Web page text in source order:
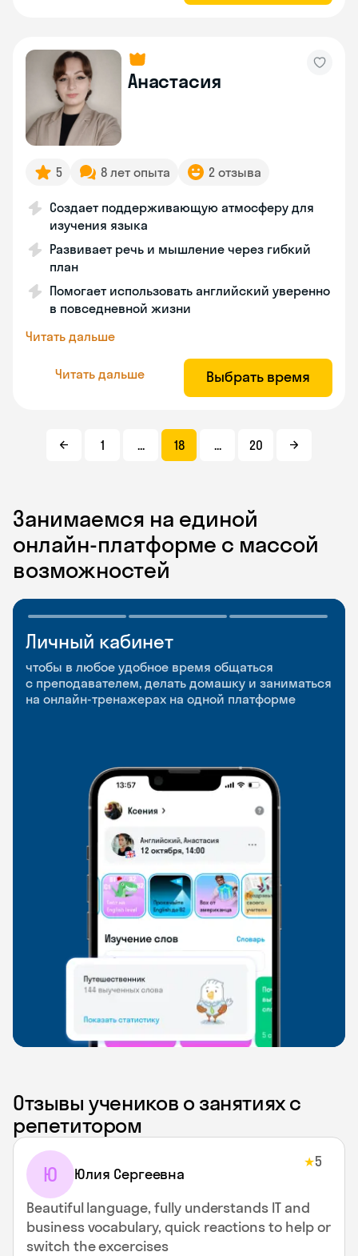
Анастасия
5 8 лет опыта 2 отзыва
Создает поддерживающую атмосферу для
изучения языка
Развивает речь и мышление через гибкий
план
Помогает использовать английский уверенно
в повседневной жизни
Читать дальше
Читать дальше Выбрать время
1 ... 18 ... 20
Занимаемся на единой
онлайн-платформе с массой
возможностей
Личный кабинет
чтобы в любое удобное время общаться
с преподавателем, делать домашку и заниматься
на онлайн-тренажерах на одной платформе
Мобильное
приложение
чтобы заниматься и изучать новые слова где
и когда удобно
Разговорные клубы
и Talks
Групповые занятия для разговорной практики
и индивидуальные встречи с преподавателями
Отзывы учеников о занятиях с
репетитором
Ю Юлия Сергеевна
★5
Beautiful language, fully understands IT and
business vocabulary, quick reactions to help or
switch the excercises